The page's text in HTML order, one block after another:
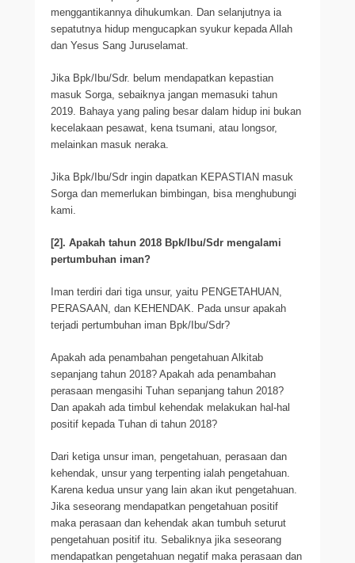
menggantikannya dihukumkan. Dan selanjutnya ia
sepatutnya hidup mengucapkan syukur kepada Allah
dan Yesus Sang Juruselamat.
Jika Bpk/Ibu/Sdr. belum mendapatkan kepastian
masuk Sorga, sebaiknya jangan memasuki tahun
2019. Bahaya yang paling besar dalam hidup ini bukan
kecelakaan pesawat, kena tsumani, atau longsor,
melainkan masuk neraka.
Jika Bpk/Ibu/Sdr ingin dapatkan KEPASTIAN masuk
Sorga dan memerlukan bimbingan, bisa menghubungi
kami.
[2]. Apakah tahun 2018 Bpk/Ibu/Sdr mengalami
pertumbuhan iman?
Iman terdiri dari tiga unsur, yaitu PENGETAHUAN,
PERASAAN, dan KEHENDAK. Pada unsur apakah
terjadi pertumbuhan iman Bpk/Ibu/Sdr?
Apakah ada penambahan pengetahuan Alkitab
sepanjang tahun 2018? Apakah ada penambahan
perasaan mengasihi Tuhan sepanjang tahun 2018?
Dan apakah ada timbul kehendak melakukan hal-hal
positif kepada Tuhan di tahun 2018?
Dari ketiga unsur iman, pengetahuan, perasaan dan
kehendak, unsur yang terpenting ialah pengetahuan.
Karena kedua unsur yang lain akan ikut pengetahuan.
Jika seseorang mendapatkan pengetahuan positif
maka perasaan dan kehendak akan tumbuh seturut
pengetahuan positif itu. Sebaliknya jika seseorang
mendapatkan pengetahuan negatif maka perasaan dan